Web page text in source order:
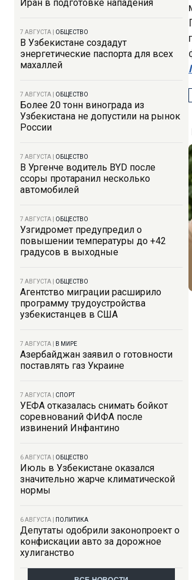
Иран в подготовке нападения
7 АВГУСТА ОБЩЕСТВО
В Узбекистане создадут
энергетические паспорта для всех
махаллей
7 АВГУСТА ОБЩЕСТВО
Более 20 тонн винограда из
Узбекистана не допустили на рынок
России
7 АВГУСТА ОБЩЕСТВО
В Ургенче водитель BYD после
ссоры протаранил несколько
автомобилей
7 АВГУСТА ОБЩЕСТВО
Узгидромет предупредил о
повышении температуры до +42
градусов в выходные
7 АВГУСТА ОБЩЕСТВО
Агентство миграции расширило
программу трудоустройства
узбекистанцев в США
7 АВГУСТА В МИРЕ
Азербайджан заявил о готовности
поставлять газ Украине
7 АВГУСТА СПОРТ
УЕФА отказалась снимать бойкот
соревнований ФИФА после
извинений Инфантино
6 АВГУСТА ОБЩЕСТВО
Июль в Узбекистане оказался
значительно жарче климатической
нормы
6 АВГУСТА ПОЛИТИКА
Депутаты одобрили законопроект о
конфискации авто за дорожное
хулиганство